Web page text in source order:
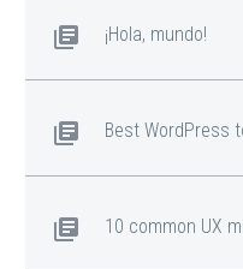
¡Hola, mundo!
Best WordPress
10 common UX